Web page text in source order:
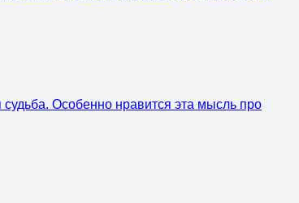
судьба. Особенно нравится эта мысль про